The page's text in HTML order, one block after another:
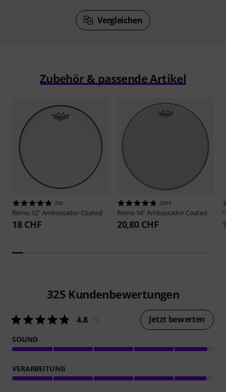
Vergleichen
Zubehör & passende Artikel
396
Remo 12" Ambassador Coated
18 CHF
2044
Remo 14" Ambassador Coated
20,80 CHF
325 Kundenbewertungen
4.8 Jetzt bewerten
SOUND
VERARBEITUNG